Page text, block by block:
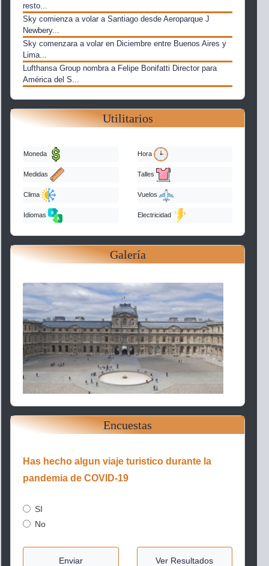
resto...
Sky comienza a volar a Santiago desde Aeroparque J
Newbery...
Sky comenzara a volar en Diciembre entre Buenos Aires y
Lima...
Lufthansa Group nombra a Felipe Bonifatti Director para
América del S...
Utilitarios
Moneda
Medidas
Clima
Idiomas
Hora
Talles
Vuelos
Electricidad
Galería
Encuestas
Has hecho algun viaje turistico durante la
pandemia de COVID-19
SI
No
Enviar Ver Resultados